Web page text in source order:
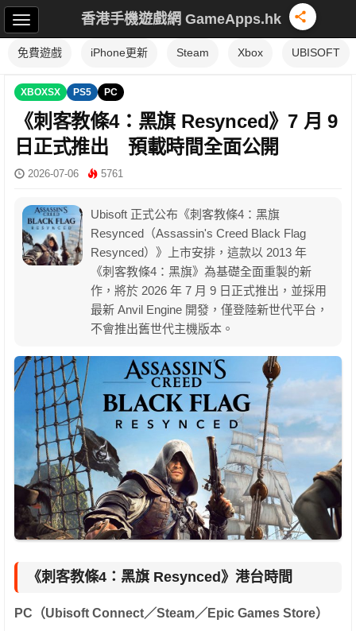
香港手機遊戲網 GameApps.hk
免費遊戲 iPhone更新 Steam Xbox UBISOFT
XBOXSX PS5 PC
《刺客教條4：黑旗 Resynced》7 月 9
日正式推出 預載時間全面公開
2026-07-06 5761
Ubisoft 正式公布《刺客教條4：黑旗
Resynced（Assassin's Creed Black Flag
Resynced）》上市安排，這款以 2013 年
《刺客教條4：黑旗》為基礎全面重製的新
作，將於 2026 年 7 月 9 日正式推出，並採用
最新 Anvil Engine 開發，僅登陸新世代平台，
不會推出舊世代主機版本。
《刺客教條4：黑旗 Resynced》港台時間
PC（Ubisoft Connect／Steam／Epic Games Store）